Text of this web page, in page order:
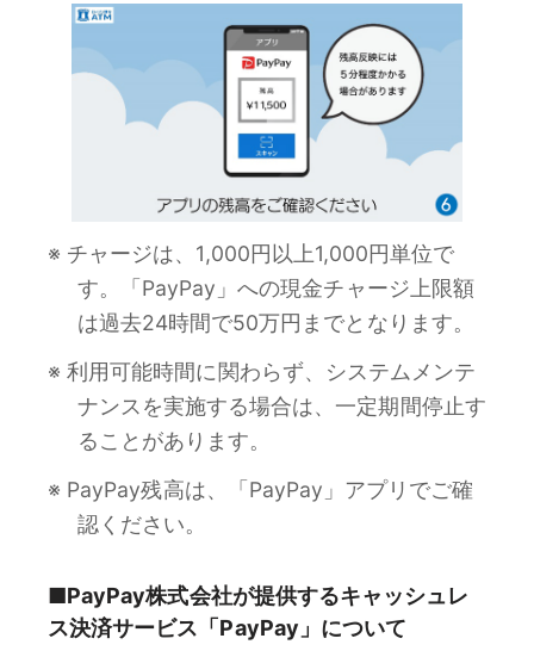
※ チャージは、1,000円以上1,000円単位で
す。「PayPay」への現金チャージ上限額
は過去24時間で50万円までとなります。
※ 利用可能時間に関わらず、システムメンテ
ナンスを実施する場合は、一定期間停止す
ることがあります。
※ PayPay残高は、「PayPay」アプリでご確
認ください。
■PayPay株式会社が提供するキャッシュレ
ス決済サービス「PayPay」について